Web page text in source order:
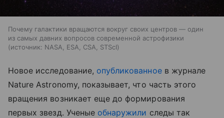
Почему галактики вращаются вокруг своих центров — один
из самых давних вопросов современной астрофизики
источник: NASA, ESA, CSA, STScI
Новое исследование, опубликованноев журнале
Nature Astronomy, показывает, что часть этого
вращения возникает еще до формирования
первых звезд. Ученые обнаружили следы так